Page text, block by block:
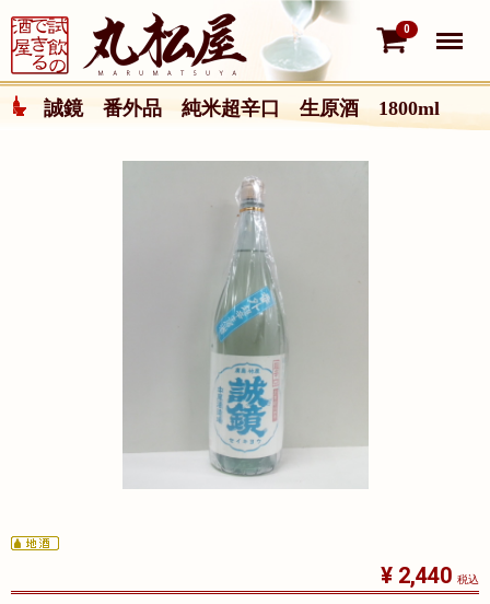
0 Menu
誠鏡 番外品 純米超辛口 生原酒 1800ml
¥ 2,440 税込